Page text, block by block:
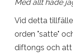
Med allt hade
Vid detta
orden "satte"
diftongs och att